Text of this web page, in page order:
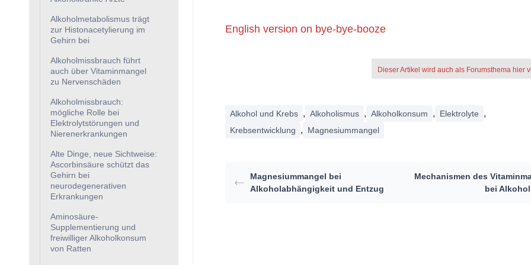
Alkoholmetabolismus trägt
zur Histonacetylierung im
Gehirn bei
Alkoholmissbrauch führt
auch über Vitaminmangel
zu Nervenschäden
Alkoholmissbrauch:
mögliche Rolle bei
Elektrolytstörungen und
Nierenerkrankungen
Alte Dinge, neue Sichtweise:
Ascorbinsäure schützt das
Gehirn bei
neurodegenerativen
Erkrankungen
Aminosäure-
Supplementierung und
freiwilliger Alkoholkonsum
von Ratten
English version on bye-bye-booze
Dieser Artikel wird auch als Forumsthema hier
Alkohol und Krebs , Alkoholismus , Alkoholkonsum , Elektrolyte ,
Krebsentwicklung , Magnesiummangel
Magnesiummangel bei
Alkoholabhängigkeit und Entzug
Mechanismen des
bei